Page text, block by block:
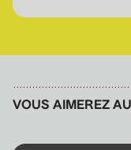
3
VOUS AIMEREZ